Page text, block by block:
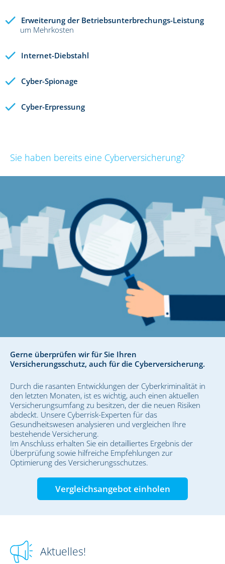
Erweiterung der Betriebsunterbrechungs-Leistung
um Mehrkosten
Internet-Diebstahl
Cyber-Spionage
Cyber-Erpressung
Sie haben bereits eine Cyberversicherung?
Gerne überprüfen wir für Sie Ihren
Versicherungsschutz, auch für die Cyberversicherung.
Durch die rasanten Entwicklungen der Cyberkriminalität in
den letzten Monaten, ist es wichtig, auch einen aktuellen
Versicherungsumfang zu besitzen, der die neuen Risiken
abdeckt. Unsere Cyberrisk-Experten für das
Gesundheitswesen analysieren und vergleichen Ihre
bestehende Versicherung.
Im Anschluss erhalten Sie ein detailliertes Ergebnis der
Überprüfung sowie hilfreiche Empfehlungen zur
Optimierung des Versicherungsschutzes.
Vergleichsangebot einholen
Aktuelles!